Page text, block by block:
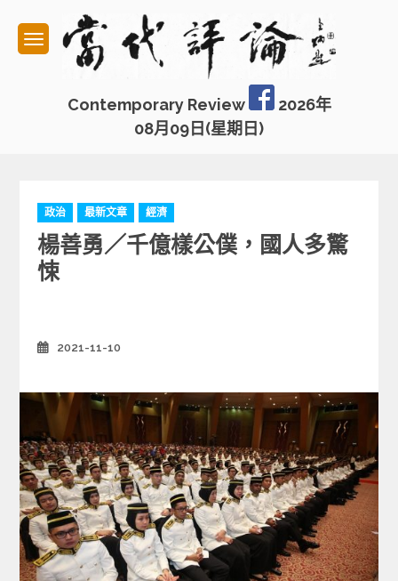
content
Contemporary Review
2026年
08月09日(星期日)
C
a
t
e
g
i
e
政治 最新文章 經濟
楊善勇／千億樣公僕，國人多驚
悚
2021-11-10